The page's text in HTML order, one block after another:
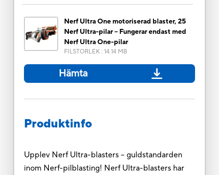
Nerf Ultra One motoriserad blaster, 25
Nerf Ultra-pilar – Fungerar endast med
Nerf Ultra One-pilar
FILSTORLEK: 14.14 MB
Hämta
Produktinfo
Upplev Nerf Ultra-blasters – guldstandarden
inom Nerf-pilblasting! Nerf Ultra-blasters har